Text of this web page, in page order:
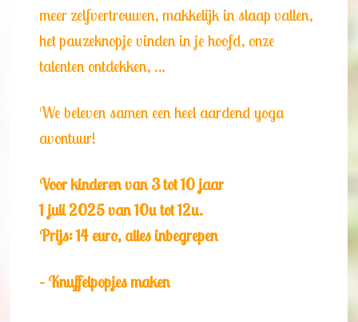
meer zelfvertrouwen, makkelijk in slaap vallen,
het pauzeknopje vinden in je hoofd, onze
talenten ontdekken, …
We beleven samen een heel aardend yoga
avontuur!
Voor kinderen van 3 tot 10 jaar
1 juli 2025 van 10u tot 12u.
Prijs: 14 euro, alles inbegrepen
– Knuffelpopjes maken